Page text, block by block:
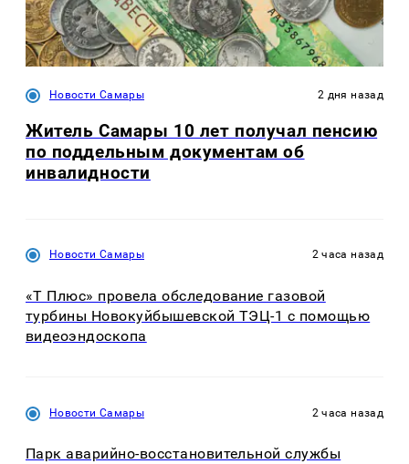
Новости Самары 2 дня назад
Житель Самары 10 лет получал пенсию
по поддельным документам об
инвалидности
Новости Самары 2 часа назад
«Т Плюс» провела обследование газовой
турбины Новокуйбышевской ТЭЦ-1 с помощью
видеоэндоскопа
Новости Самары 2 часа назад
Парк аварийно-восстановительной службы